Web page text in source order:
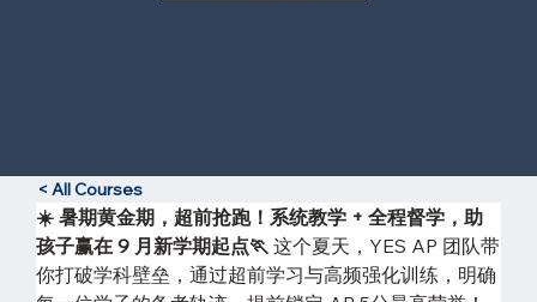
☀️ 暑期黄金期，超前抢跑！系统教学 + 全程督学，助
孩子赢在 9 月新学期起点🏃 这个夏天，YES AP 团队带
你打破学科壁垒，通过超前学习与高频强化训练，明确
< All Courses